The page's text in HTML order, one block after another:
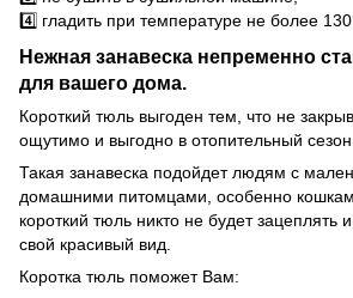
4️⃣ гладить при температуре не более
Нежная занавеска непременно
для вашего дома.
Короткий тюль выгоден тем, что не
ощутимо и выгодно в отопительный
Такая занавеска подойдет людям с
домашними питомцами, особенно
короткий тюль никто не будет зацеплять
свой красивый вид.
Коротка тюль поможет Вам: